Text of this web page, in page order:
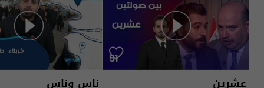
عشرين ناس وناس